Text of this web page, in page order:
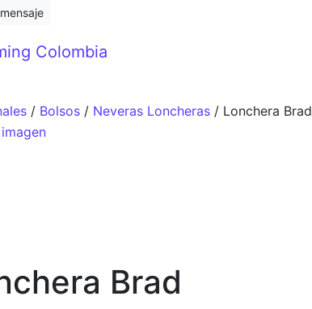
/ Bolsos / Neveras Loncheras / Lonchera Brad
Brad